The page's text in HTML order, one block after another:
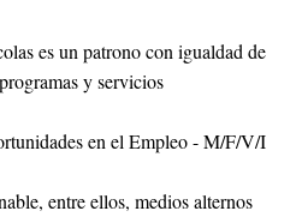
es un patrono con igualdad de
y servicios
en el Empleo - M/F/V/I
entre ellos, medios alternos